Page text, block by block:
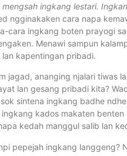
ingkang lestari.
ngginakaken cara napa
cara ingkang boten prayogi
Menawi sampun
kapentingan pribadi.
ananging njalari tiwas
lan gesang pribadi kita?
sintena ingkang badhe
kados makaten
kedah manggul salib lan
pepejah ingkang langgeng?